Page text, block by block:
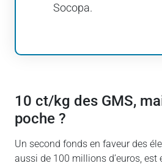
Socopa.
10 ct/kg des GMS,
poche ?
Un second fonds en faveur des
aussi de 100 millions d’euros, est